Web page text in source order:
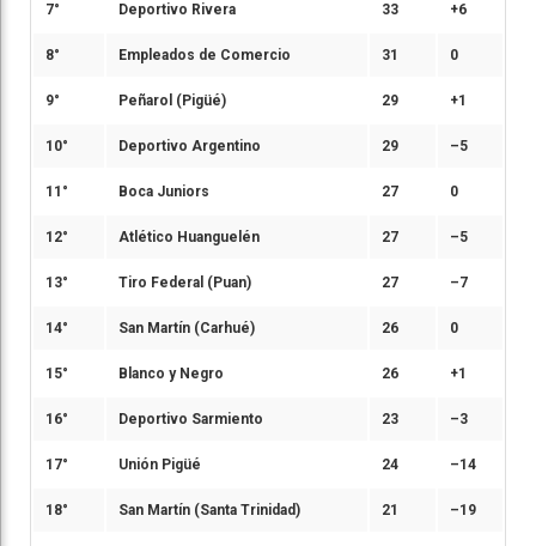
7° Deportivo Rivera 33 +6
8° Empleados de Comercio 31 0
9° Peñarol (Pigüé) 29 +1
10° Deportivo Argentino 29 –5
11° Boca Juniors 27 0
12° Atlético Huanguelén 27 –5
13° Tiro Federal (Puan) 27 –7
14° San Martín (Carhué) 26 0
15° Blanco y Negro 26 +1
16° Deportivo Sarmiento 23 –3
17° Unión Pigüé 24 –14
18° San Martín (Santa Trinidad) 21 –19